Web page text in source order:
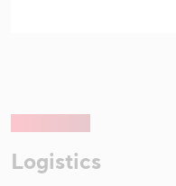
Logistics